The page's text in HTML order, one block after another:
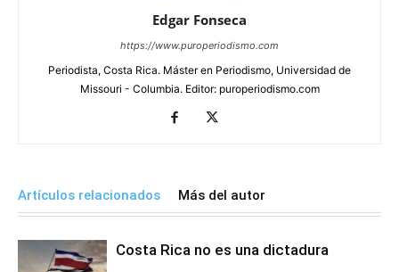
Edgar Fonseca
https://www.puroperiodismo.com
Periodista, Costa Rica. Máster en Periodismo, Universidad de
Missouri - Columbia. Editor: puroperiodismo.com
Artículos relacionados Más del autor
Costa Rica no es una dictadura